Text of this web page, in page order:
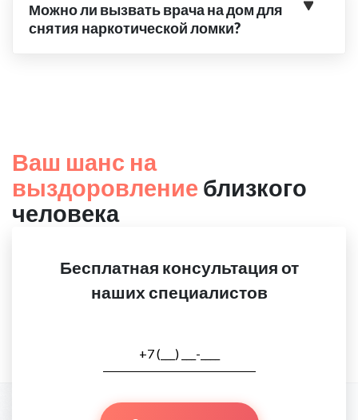
Можно ли вызвать врача на дом для
снятия наркотической ломки?
Ваш шанс на
выздоровление близкого
человека
Бесплатная консультация от
наших специалистов